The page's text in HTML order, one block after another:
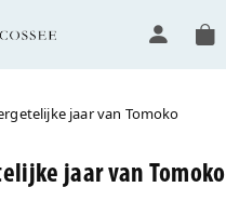
jaar van Tomoko
jaar van Tomoko